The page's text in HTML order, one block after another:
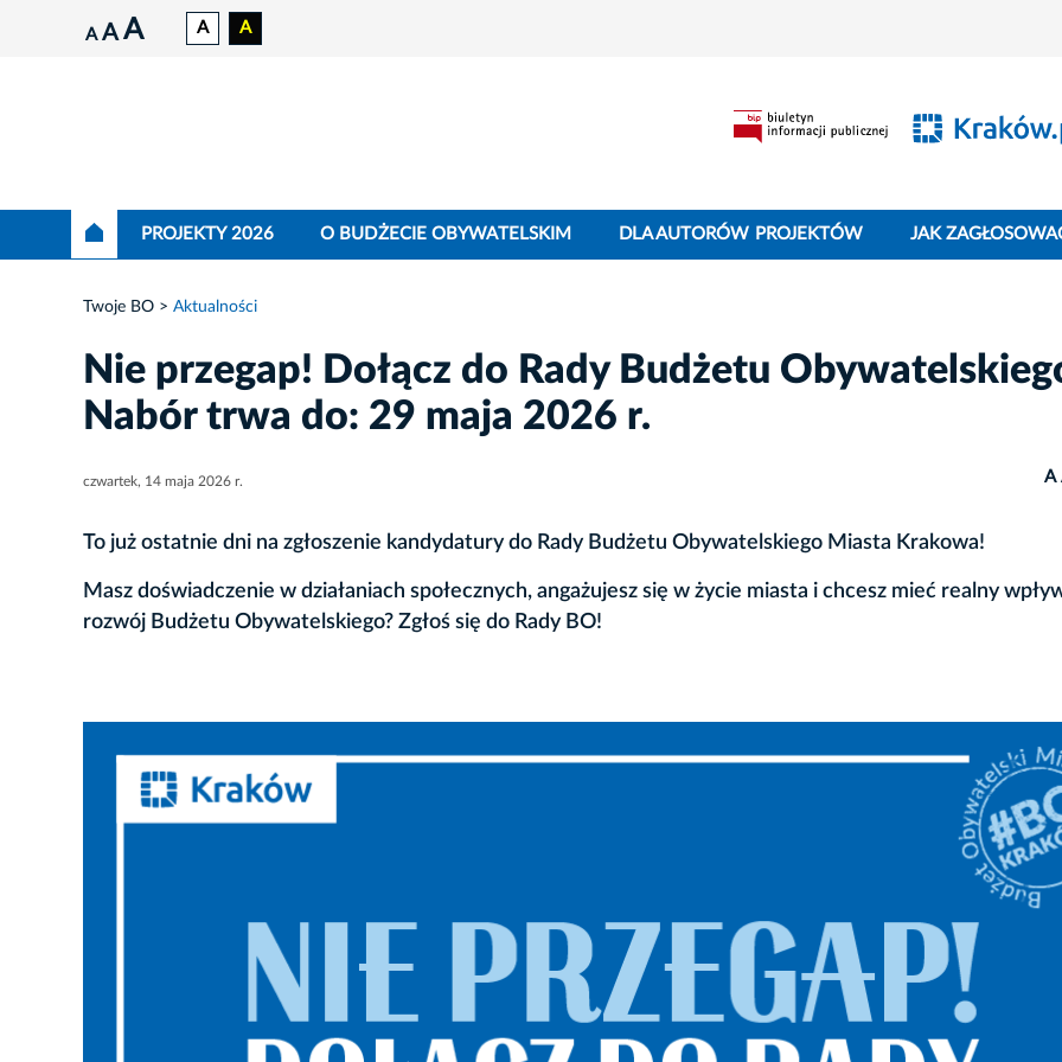
A A A A A
PROJEKTY 2026 O BUDŻECIE OBYWATELSKIM DLA AUTORÓW PROJEKTÓW JAK
Twoje BO Aktualności
Nie przegap! Dołącz do Rady Budżetu
Nabór trwa do: 29 maja 2026 r.
czwartek, 14 maja 2026 r. A
To już ostatnie dni na zgłoszenie kandydatury do Rady Budżetu Obywatelskiego Miasta Krakowa!
Masz doświadczenie w działaniach społecznych, angażujesz się w życie miasta i chcesz mieć realny
rozwój Budżetu Obywatelskiego? Zgłoś się do Rady BO!